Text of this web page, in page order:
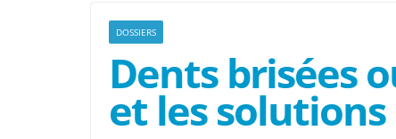
DOSSIERS
Dents brisées
et les solutions